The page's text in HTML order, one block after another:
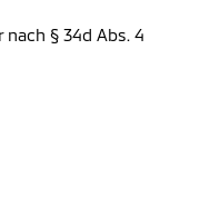
§ 34d Abs. 4